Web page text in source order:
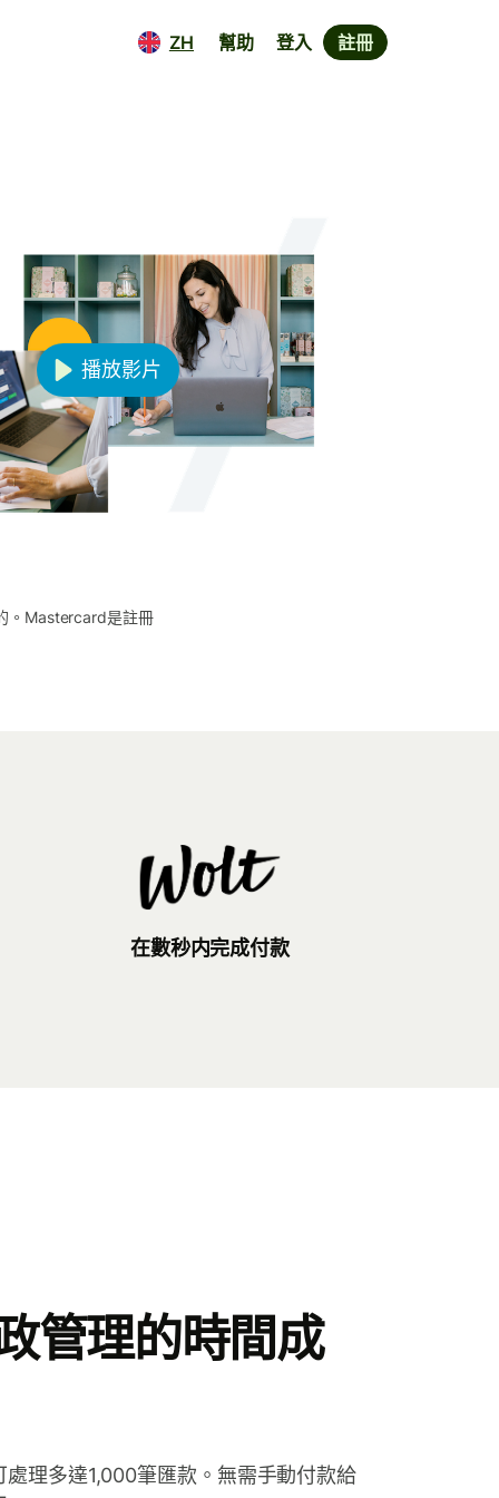
開發人員
探索API文件
ZH 幫助 登入 註冊
播放影片
Play
。Mastercard是註冊
在數秒内完成付款
管理的時間成
處理多達1,000筆匯款。無需手動付款給